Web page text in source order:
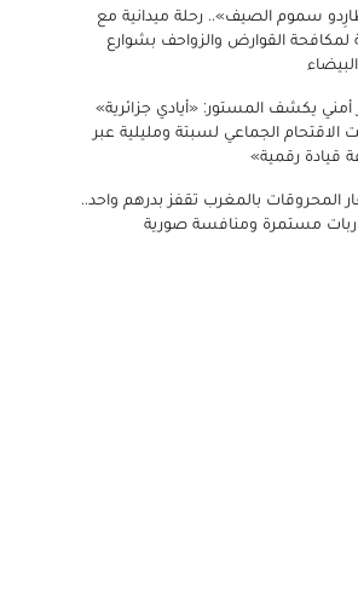
سموم الصيف».. رحلة ميدانية مع
لمكافحة القوارض والزواحف بشوارع
البيضاء
أمني يكشف المستور: «أيادي جزائرية»
الاقتحام الجماعي لسبتة ومليلية عبر
قيادة رقمية»
المحروقات بالمغرب تقفز بدرهم واحد..
مستمرة ومنافسة صورية